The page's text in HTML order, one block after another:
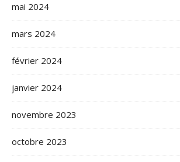
mai 2024
mars 2024
février 2024
janvier 2024
novembre 2023
octobre 2023